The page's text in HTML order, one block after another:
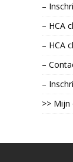
–
– HCA
– HCA
–
–
>> Mijn